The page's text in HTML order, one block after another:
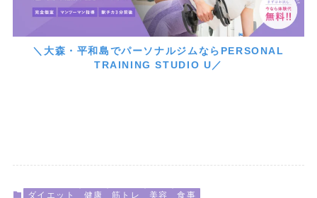
＼大森・平和島でパーソナルジムならPERSONAL
TRAINING STUDIO U／
ダイエット 健康 筋トレ 美容
食事